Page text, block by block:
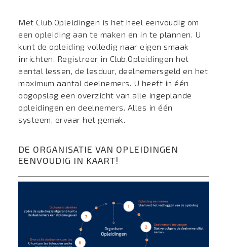
Met Club.Opleidingen is het heel eenvoudig om
een opleiding aan te maken en in te plannen. U
kunt de opleiding volledig naar eigen smaak
inrichten. Registreer in Club.Opleidingen het
aantal lessen, de lesduur, deelnemersgeld en het
maximum aantal deelnemers. U heeft in één
oogopslag een overzicht van alle ingeplande
opleidingen en deelnemers. Alles in één
systeem, ervaar het gemak.
DE ORGANISATIE VAN OPLEIDINGEN
EENVOUDIG IN KAART!